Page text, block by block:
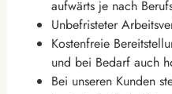
aufwärts je nach
Unbefristeter
Kostenfreie
und bei Bedarf auch
Bei unseren Kunden